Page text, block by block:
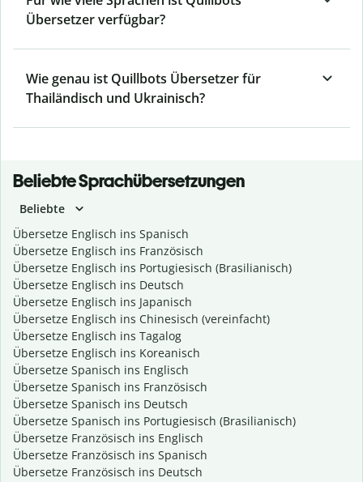
Übersetzer verfügbar?
Wie genau ist Quillbots Übersetzer für
Thailändisch und Ukrainisch?
Beliebte Sprachübersetzungen
Beliebte
Übersetze Englisch ins Spanisch
Übersetze Englisch ins Französisch
Übersetze Englisch ins Portugiesisch (Brasilianisch)
Übersetze Englisch ins Deutsch
Übersetze Englisch ins Japanisch
Übersetze Englisch ins Chinesisch (vereinfacht)
Übersetze Englisch ins Tagalog
Übersetze Englisch ins Koreanisch
Übersetze Spanisch ins Englisch
Übersetze Spanisch ins Französisch
Übersetze Spanisch ins Deutsch
Übersetze Spanisch ins Portugiesisch (Brasilianisch)
Übersetze Französisch ins Englisch
Übersetze Französisch ins Spanisch
Übersetze Französisch ins Deutsch